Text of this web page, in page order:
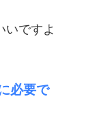
いですよ
必要で